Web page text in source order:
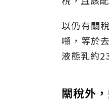
以仍有關
噸，等於
液態乳約
關稅外